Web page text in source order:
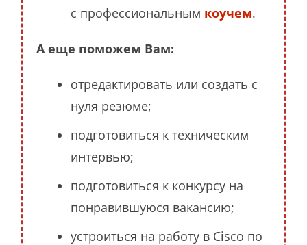
с профессиональным коучем.
А еще поможем Вам:
отредактировать или создать с
нуля резюме;
подготовиться к техническим
интервью;
подготовиться к конкурсу на
понравившуюся вакансию;
устроиться на работу в Cisco по